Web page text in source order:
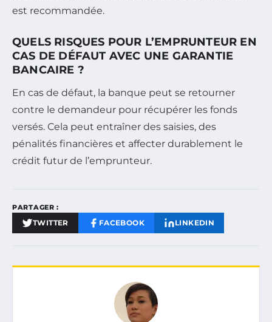
est recommandée.
QUELS RISQUES POUR L’EMPRUNTEUR EN
CAS DE DÉFAUT AVEC UNE GARANTIE
BANCAIRE ?
En cas de défaut, la banque peut se retourner
contre le demandeur pour récupérer les fonds
versés. Cela peut entraîner des saisies, des
pénalités financières et affecter durablement le
crédit futur de l’emprunteur.
PARTAGER :
TWITTER FACEBOOK LINKEDIN